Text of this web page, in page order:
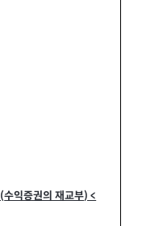
(수익증권의 재교부) <